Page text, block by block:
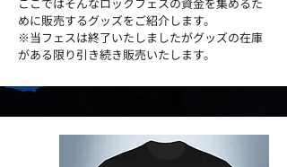
めに販売するグッズをご紹介します。
​※当フェスは終了いたしましたがグッズの在庫
がある限り引き続き販売いたします。